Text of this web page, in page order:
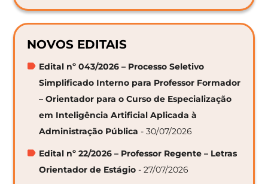
NOVOS EDITAIS
Edital nº 043/2026 – Processo Seletivo
Simplificado Interno para Professor Formador
– Orientador para o Curso de Especialização
em Inteligência Artificial Aplicada à
Administração Pública - 30/07/2026
Edital nº 22/2026 – Professor Regente – Letras
Orientador de Estágio - 27/07/2026